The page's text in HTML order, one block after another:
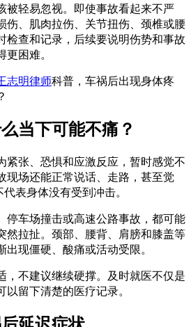
被轻易忽视。即使事故看起来不严
伤、肌肉拉伤、关节扭伤、颈椎或腰
检查和记录，后续要说明伤势和事故
困难。
志明律师科普，车祸后出现身体疼
当下可能不痛？
紧张、恐惧和应激反应，暂时感觉不
现场还能正常说话、走路，甚至觉
表身体没有受到冲击。
停车场撞击或高速公路事故，都可能
然拉扯。颈部、腰背、肩膀和膝盖等
现僵硬、酸痛或活动受限。
，不建议继续硬撑。及时就医不仅是
留下清楚的医疗记录。